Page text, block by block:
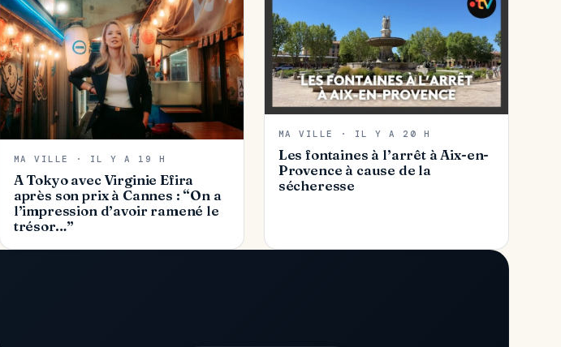
MA VILLE · IL Y A 19 H
A Tokyo avec Virginie Efira
après son prix à Cannes : “On a
l’impression d’avoir ramené le
trésor…”
MA VILLE · IL Y A 20 H
Les fontaines à l’arrêt à Aix-en-
Provence à cause de la
sécheresse